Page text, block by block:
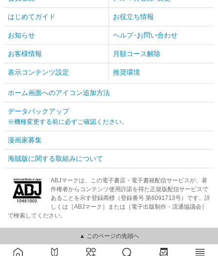
はじめてガイド お役立ち情報
お知らせ ヘルプ･お問い合わせ
お客様情報 月額コース解除
表示コンテンツ設定 推奨環境
ホーム画面へのアイコン追加方法
データバックアップ
※機種変更する前に必ずご確認ください。
漫画家募集
海賊版に関する取組みについて
ABJマークは、この電子書店・電子書籍配信サービスが、著
作権者からコンテンツ使用許諾を得た正規版配信サービスで
あることを示す登録商標（登録番号 第6091713号）です。詳
しくは［ABJマーク］または［電子出版制作・流通協議会］
で検索してください。
▲ このページの先頭へ